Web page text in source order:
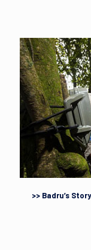
>> Badru’s